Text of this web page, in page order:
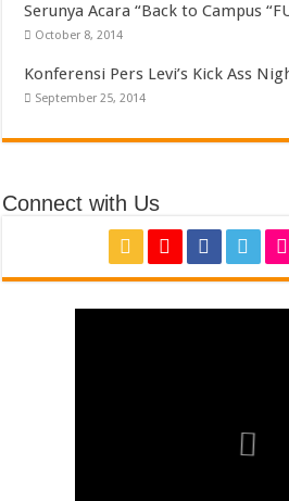
Serunya Acara “Back to Campus
October 8, 2014
Konferensi Pers Levi’s Kick Ass
September 25, 2014
Connect with Us